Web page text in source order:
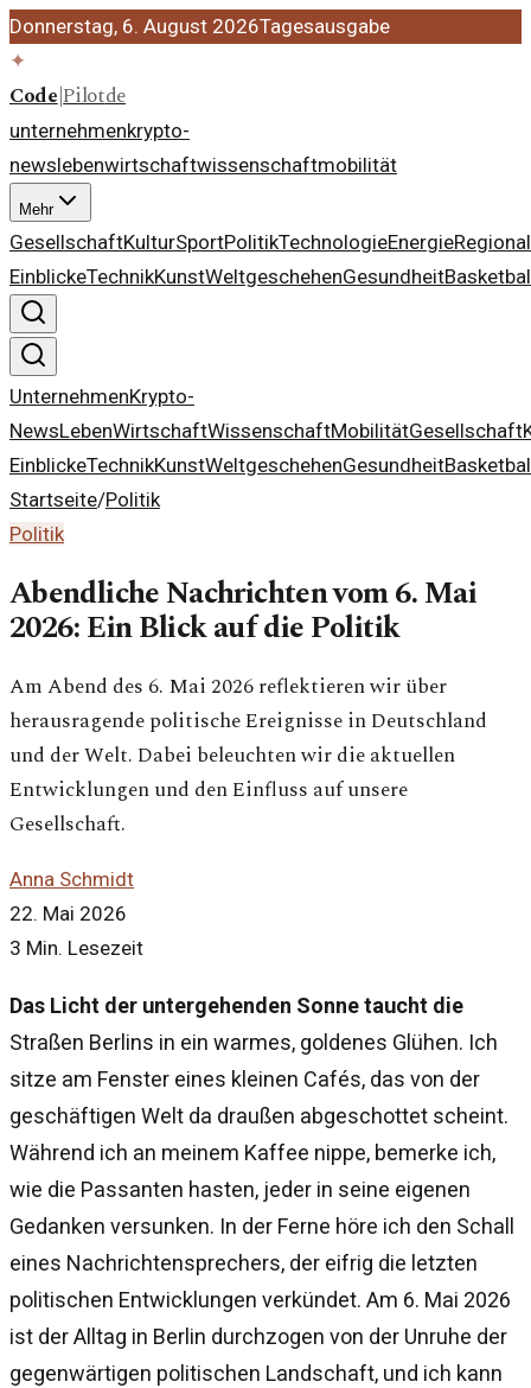
Donnerstag, 6. August 2026Tagesausgabe
✦
Code|Pilotde
unternehmenkrypto-
newslebenwirtschaftwissenschaftmobilität
Mehr
GesellschaftKulturSportPolitikTechnologieEnergie
EinblickeTechnikKunstWeltgeschehenGesundheit
UnternehmenKrypto-
NewsLebenWirtschaftWissenschaftMobilitätGesellschaft
EinblickeTechnikKunstWeltgeschehenGesundheit
Startseite/Politik
Politik
Abendliche Nachrichten vom 6. Mai
2026: Ein Blick auf die Politik
Am Abend des 6. Mai 2026 reflektieren wir über
herausragende politische Ereignisse in Deutschland
und der Welt. Dabei beleuchten wir die aktuellen
Entwicklungen und den Einfluss auf unsere
Gesellschaft.
Anna Schmidt
22. Mai 2026
3 Min. Lesezeit
Das Licht der untergehenden Sonne taucht die
Straßen Berlins in ein warmes, goldenes Glühen. Ich
sitze am Fenster eines kleinen Cafés, das von der
geschäftigen Welt da draußen abgeschottet scheint.
Während ich an meinem Kaffee nippe, bemerke ich,
wie die Passanten hasten, jeder in seine eigenen
Gedanken versunken. In der Ferne höre ich den Schall
eines Nachrichtensprechers, der eifrig die letzten
politischen Entwicklungen verkündet. Am 6. Mai 2026
ist der Alltag in Berlin durchzogen von der Unruhe der
gegenwärtigen politischen Landschaft, und ich kann